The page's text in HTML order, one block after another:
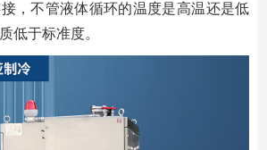
，不管液体循环的温度是高温还是低
低于标准度。